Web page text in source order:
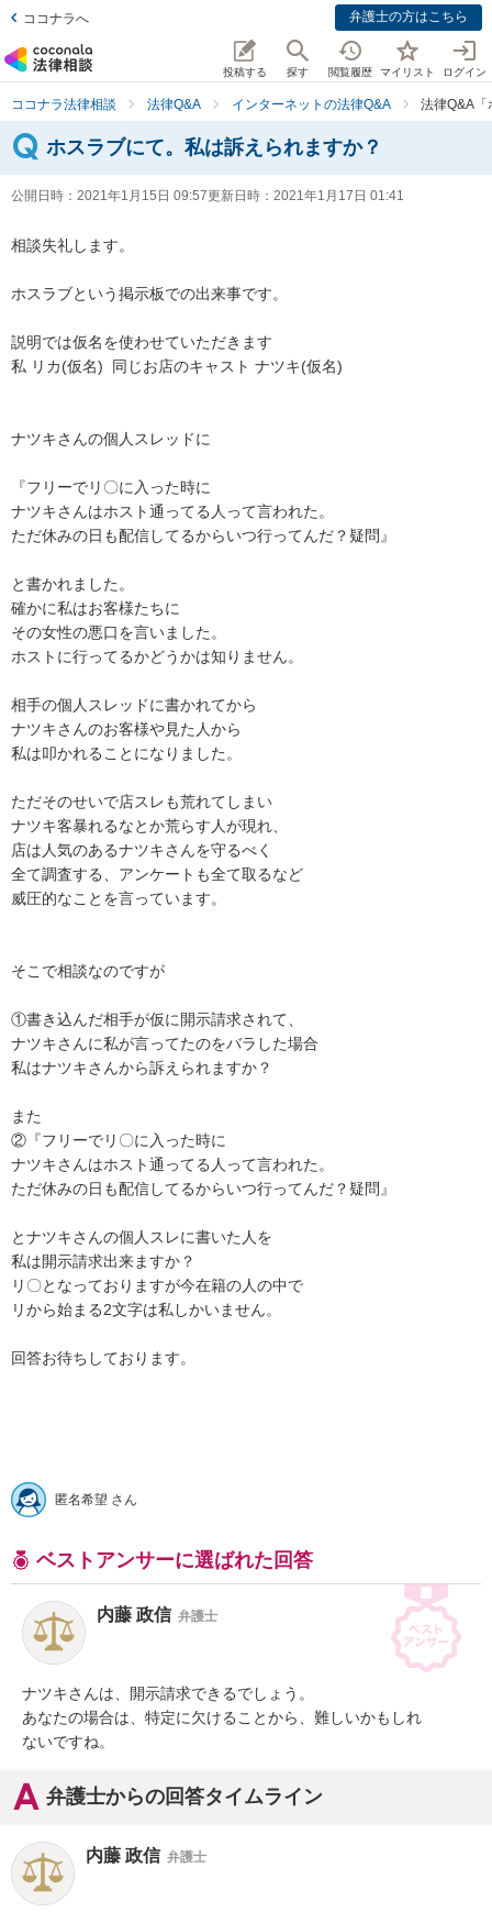
ココナラへ 弁護士の方はこちら
投稿する 探す 閲覧履歴 マイリスト ログイン
ココナラ法律相談 法律Q&A インターネットの法律Q&A 法律Q&A「
ホスラブにて。私は訴えられますか？
公開日時： 2021年1月15日 09:57更新日時： 2021年1月17日 01:41
相談失礼します。
ホスラブという掲示板での出来事です。
説明では仮名を使わせていただきます
私 リカ(仮名)  同じお店のキャスト ナツキ(仮名)
ナツキさんの個人スレッドに
『フリーでリ〇に入った時に
ナツキさんはホスト通ってる人って言われた。
ただ休みの日も配信してるからいつ行ってんだ？疑問』
と書かれました。
確かに私はお客様たちに
その女性の悪口を言いました。
ホストに行ってるかどうかは知りません。
相手の個人スレッドに書かれてから
ナツキさんのお客様や見た人から
私は叩かれることになりました。
ただそのせいで店スレも荒れてしまい
ナツキ客暴れるなとか荒らす人が現れ、
店は人気のあるナツキさんを守るべく
全て調査する、アンケートも全て取るなど
威圧的なことを言っています。
そこで相談なのですが
①書き込んだ相手が仮に開示請求されて、
ナツキさんに私が言ってたのをバラした場合
私はナツキさんから訴えられますか？
また
②『フリーでリ〇に入った時に
ナツキさんはホスト通ってる人って言われた。
ただ休みの日も配信してるからいつ行ってんだ？疑問』
とナツキさんの個人スレに書いた人を
私は開示請求出来ますか？
リ〇となっておりますが今在籍の人の中で
リから始まる2文字は私しかいません。
回答お待ちしております。
匿名希望 さん
ベストアンサーに選ばれた回答
内藤 政信 弁護士
ナツキさんは、開示請求できるでしょう。
あなたの場合は、特定に欠けることから、難しいかもしれ
ないですね。
弁護士からの回答タイムライン
内藤 政信 弁護士